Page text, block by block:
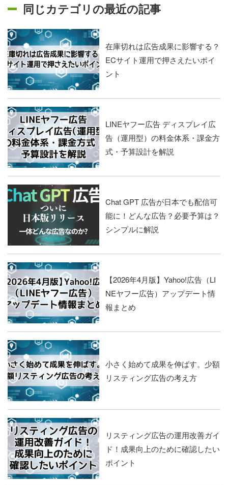
同じカテゴリの最近の記事
在庫切れは広告成果に影響する？
ECサイト運用で押さえたいポイ
ント
LINEヤフー広告 ディスプレイ広
告（運用型）の料金体系・課金方
式・予算設計を解説
Chat GPT 広告が日本でも配信可
能に！どんな広告？必要予算は？
シンプルに解説
【2026年4月版】Yahoo!広告（LI
NEヤフー広告）アップデート情
報まとめ
小さく始めて成果を伸ばす。少額
リスティング広告の考え方
リスティング広告の運用改善ガイ
ド！成果向上のために確認したい
ポイント